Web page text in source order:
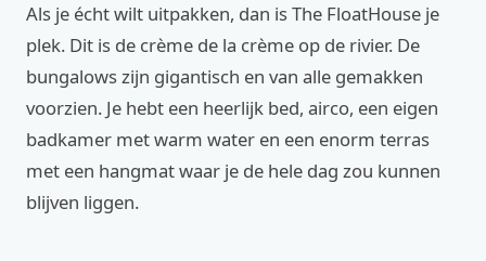
Als je écht wilt uitpakken, dan is The FloatHouse je
plek. Dit is de crème de la crème op de rivier. De
bungalows zijn gigantisch en van alle gemakken
voorzien. Je hebt een heerlijk bed, airco, een eigen
badkamer met warm water en een enorm terras
met een hangmat waar je de hele dag zou kunnen
blijven liggen.